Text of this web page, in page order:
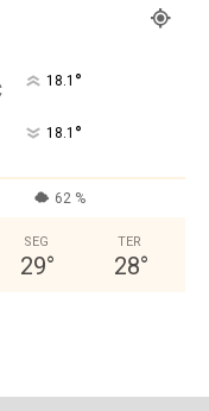
18.1 °
18.1 °
62 %
SEG
29°
TER
28°